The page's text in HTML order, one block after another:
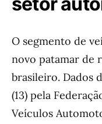
O segmento de
novo patamar de
brasileiro. Dados
(13) pela
Veículos